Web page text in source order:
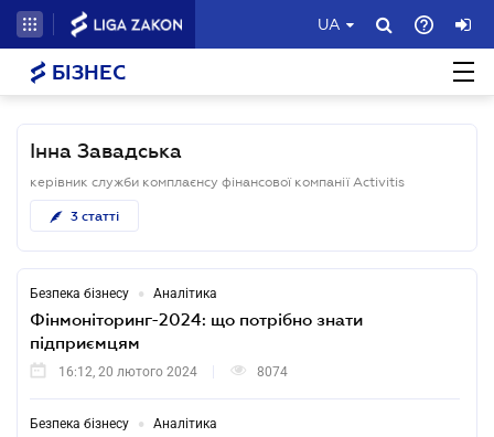
UA
БІЗНЕС
Інна Завадська
керівник служби комплаєнсу фінансової компанії Activitis
3 статті
Безпека бізнесу • Аналітика
Фінмоніторинг-2024: що потрібно знати
підприємцям
16:12, 20 лютого 2024 8074
Безпека бізнесу • Аналітика